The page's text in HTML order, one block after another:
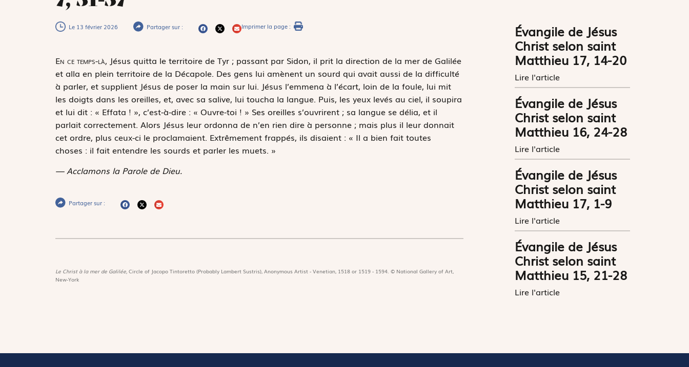
Le 13 février 2026 Partager sur : Imprimer la page :
En ce temps-là, Jésus quitta le territoire de Tyr ; passant par Sidon, il prit la direction de la mer de Galilée
et alla en plein territoire de la Décapole. Des gens lui amènent un sourd qui avait aussi de la difficulté
à parler, et supplient Jésus de poser la main sur lui. Jésus l’emmena à l’écart, loin de la foule, lui mit
les doigts dans les oreilles, et, avec sa salive, lui toucha la langue. Puis, les yeux levés au ciel, il soupira
et lui dit : « Effata ! », c’est-à-dire : « Ouvre-toi ! » Ses oreilles s’ouvrirent ; sa langue se délia, et il
parlait correctement. Alors Jésus leur ordonna de n’en rien dire à personne ; mais plus il leur donnait
cet ordre, plus ceux-ci le proclamaient. Extrêmement frappés, ils disaient : « Il a bien fait toutes
choses : il fait entendre les sourds et parler les muets. »
— Acclamons la Parole de Dieu.
Partager sur :
Le Christ à la mer de Galilée, Circle of Jacopo Tintoretto (Probably Lambert Sustris), Anonymous Artist - Venetian, 1518 or 1519 - 1594. © National Gallery of Art,
New-York
Évangile de Jésus
Christ selon saint
Matthieu 17, 14-20
Lire l'article
Évangile de Jésus
Christ selon saint
Matthieu 16, 24-28
Lire l'article
Évangile de Jésus
Christ selon saint
Matthieu 17, 1-9
Lire l'article
Évangile de Jésus
Christ selon saint
Matthieu 15, 21-28
Lire l'article